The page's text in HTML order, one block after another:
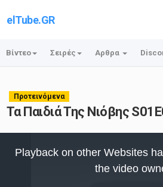
elTube.GR
Βίντεο Σειρές Αρθρα
Προτεινόμενα
Τα Παιδιά Της Νιόβης
Playback on other Websites
the video